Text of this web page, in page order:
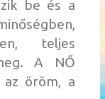
be és a
teljes
A NŐ
öröm, a